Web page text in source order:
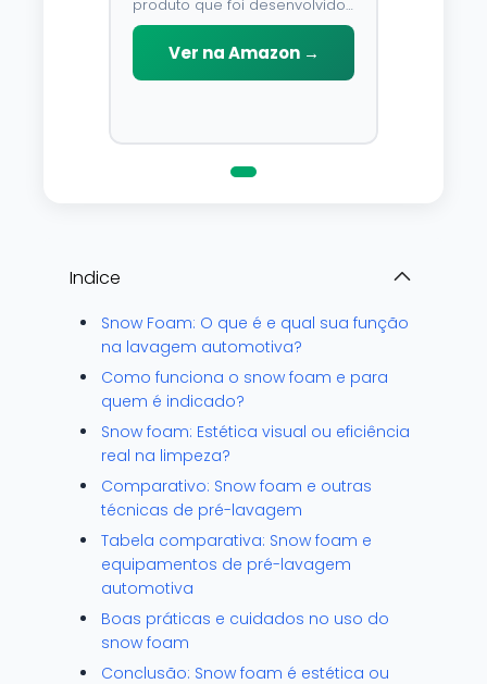
produto que foi desenvolvido
para limpar, proteger e
conservar a lataria do veiculo.
Por possuir pH neutro, pode
Ver na Amazon →
Indice
Snow Foam: O que é e qual sua função
na lavagem automotiva?
Como funciona o snow foam e para
quem é indicado?
Snow foam: Estética visual ou eficiência
real na limpeza?
Comparativo: Snow foam e outras
técnicas de pré-lavagem
Tabela comparativa: Snow foam e
equipamentos de pré-lavagem
automotiva
Boas práticas e cuidados no uso do
snow foam
Conclusão: Snow foam é estética ou